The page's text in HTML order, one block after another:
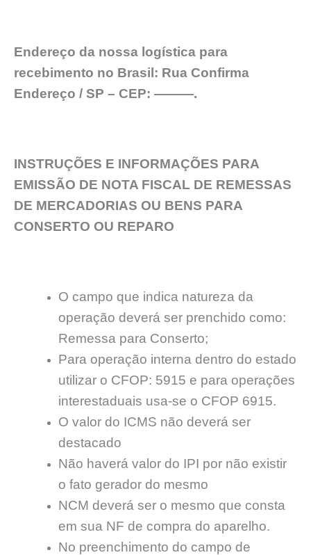
Endereço da nossa logística para
recebimento no Brasil: Rua Confirma
Endereço / SP – CEP: ———.
INSTRUÇÕES E INFORMAÇÕES PARA
EMISSÃO DE NOTA FISCAL DE REMESSAS
DE MERCADORIAS OU BENS PARA
CONSERTO OU REPARO
O campo que indica natureza da
operação deverá ser prenchido como:
Remessa para Conserto;
Para operação interna dentro do estado
utilizar o CFOP: 5915 e para operações
interestaduais usa-se o CFOP 6915.
O valor do ICMS não deverá ser
destacado
Não haverá valor do IPI por não existir
o fato gerador do mesmo
NCM deverá ser o mesmo que consta
em sua NF de compra do aparelho.
No preenchimento do campo de